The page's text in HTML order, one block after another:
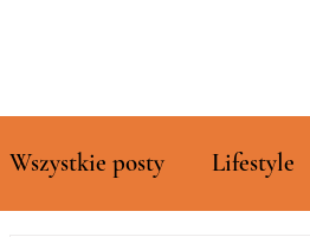
Wszystkie posty Lifestyle